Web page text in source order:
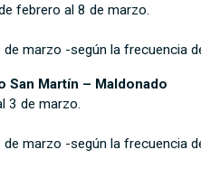
febrero al 8 de marzo.
marzo -según la frecuencia
San Martín – Maldonado
3 de marzo.
marzo -según la frecuencia